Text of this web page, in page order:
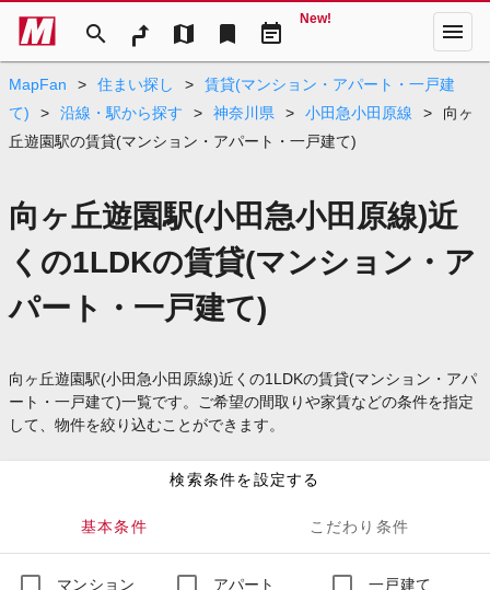
search map bookmark event_note
New! menu
MapFan > 住まい探し >
賃貸(マンション・アパート・一戸建
て)
> 沿線・駅から探す > 神奈川県 > 小田急小田原線 >
向ヶ
丘遊園駅の賃貸(マンション・アパート・一戸建て)
向ヶ丘遊園駅(小田急小田原線)近
くの1LDKの賃貸(マンション・ア
パート・一戸建て)
向ヶ丘遊園駅(小田急小田原線)近くの1LDKの賃貸(マンション・アパ
ート・一戸建て)一覧です。ご希望の間取りや家賃などの条件を指定
して、物件を絞り込むことができます。
検索条件を設定する
基本条件 こだわり条件
マンション アパート 一戸建て